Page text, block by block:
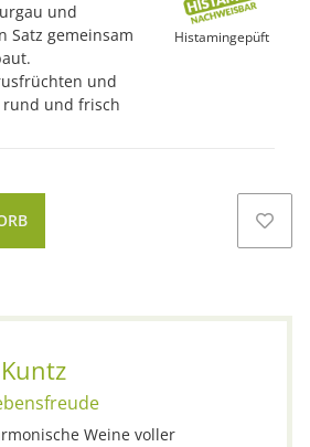
und
Satz gemeinsam
und
rund und frisch
Histamingepüft
Weine voller